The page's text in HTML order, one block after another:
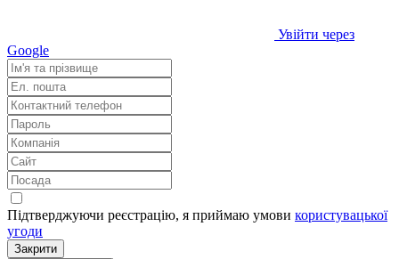
Увійти через
Google
Підтверджуючи реєстрацію, я приймаю умови користувацької
угоди
Закрити